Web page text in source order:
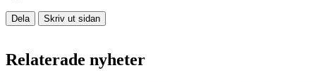
Dela Skriv ut sidan
Relaterade nyheter